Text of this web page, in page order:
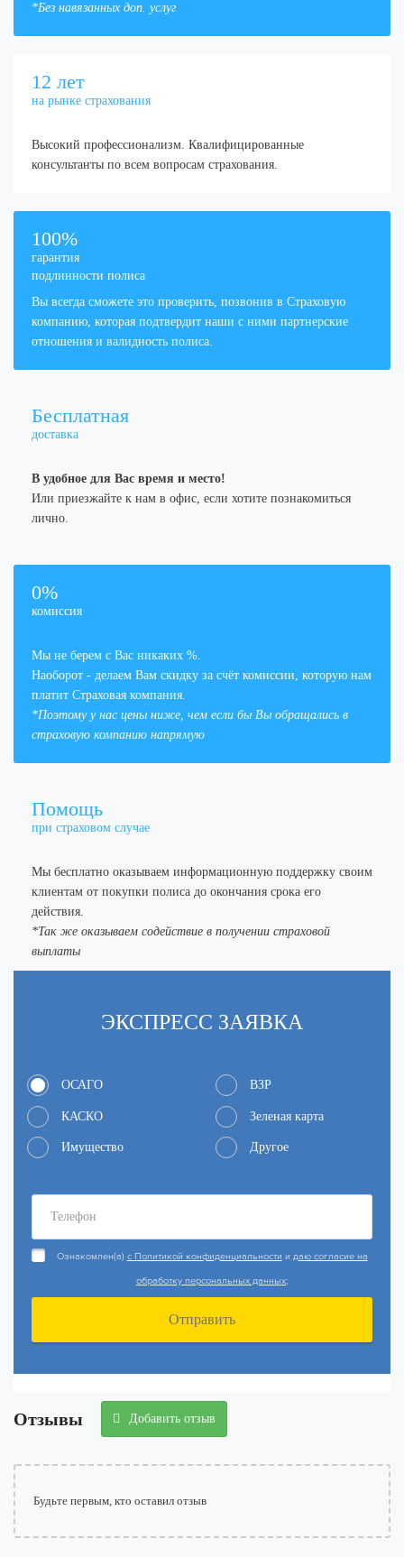
*Без навязанных доп. услуг
12 лет
на рынке страхования
Высокий профессионализм. Квалифицированные
консультанты по всем вопросам страхования.
100%
гарантия
подлинности полиса
Вы всегда сможете это проверить, позвонив в Страховую
компанию, которая подтвердит наши с ними партнерские
отношения и валидность полиса.
Бесплатная
доставка
В удобное для Вас время и место!
Или приезжайте к нам в офис, если хотите познакомиться
лично.
0%
комиссия
Мы не берем с Вас никаких %.
Наоборот - делаем Вам скидку за счёт комиссии, которую нам
платит Страховая компания.
*Поэтому у нас цены ниже, чем если бы Вы обращались в
страховую компанию напрямую
Помощь
при страховом случае
Мы бесплатно оказываем информационную поддержку своим
клиентам от покупки полиса до окончания срока его
действия.
*Так же оказываем содействие в получении страховой
выплаты
ЭКСПРЕСC ЗАЯВКА
ОСАГО
КАСКО
Имущество
ВЗР
Зеленая карта
Другое
Ознакомлен(а) с Политикой конфиденциальности и даю согласие на
обработку персональных данных;
Отправить
Отзывы Добавить отзыв
Будьте первым, кто оставил отзыв